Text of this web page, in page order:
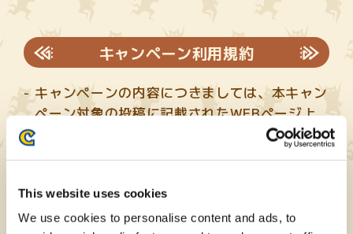
This website uses cookies
We use cookies to personalise content and ads, to
キャンペーン利用規約
キャンペーンの内容につきましては、本キャン
ペーン対象の投稿に記載されたWEBページ上
に記載されております。よく読んでご参加・ご
てアカウントを作成してください。また、Xを
ご利用の際はXの利用規約等を遵守するものと